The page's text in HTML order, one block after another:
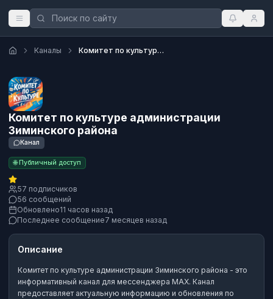
Каналы Комитет по культуре администрации Зиминского района
Комитет по культуре администрации
Зиминского района
Канал
🌐 Публичный доступ
57 подписчиков
56 сообщений
Обновлено11 часов назад
Последнее сообщение7 месяцев назад
Описание
Комитет по культуре администрации Зиминского района - это
информативный канал для мессенджера MAX. Канал
предоставляет актуальную информацию и обновления по